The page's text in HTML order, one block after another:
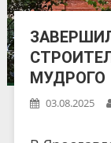
МУДРОГО
03.08.2025